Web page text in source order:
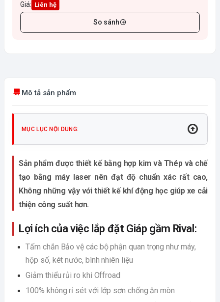
Giá: Liên hệ
So sánh
Mô tả sản phẩm
MỤC LỤC NỘI DUNG:
Sản phẩm được thiết kế bằng hợp kim và Thép và chế
tạo bằng máy laser nên đạt độ chuẩn xác rất cao,
Không những vậy với thiết kế khí động học giúp xe cải
thiện công suất hơn.
Lợi ích của việc lắp đặt Giáp gầm Rival:
Tấm chắn Bảo vệ các bộ phận quan trọng như máy,
hộp số, két nước, bình nhiên liệu
Giảm thiểu rủi ro khi Offroad
100% không rỉ sét với lớp sơn chống ăn mòn